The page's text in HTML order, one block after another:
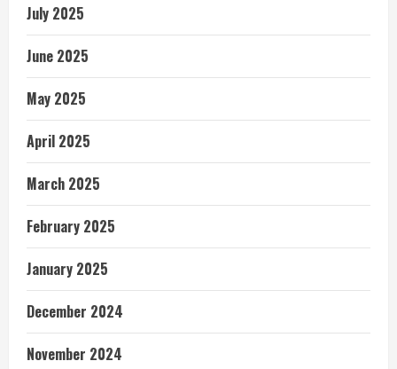
July 2025
June 2025
May 2025
April 2025
March 2025
February 2025
January 2025
December 2024
November 2024